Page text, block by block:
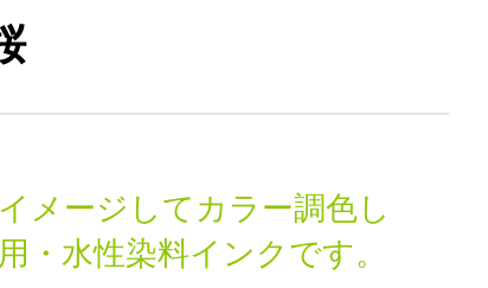
クター・
学童用品
メージしてカラー調色し
・水性染料インクです。